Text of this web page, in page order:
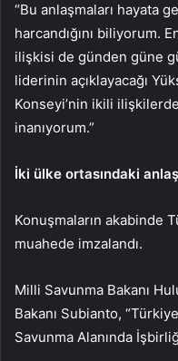
“Bu anlaşmaları hayata
harcandığını biliyorum.
ilişkisi de günden güne
liderinin açıklayacağı
Konseyi’nin ikili
inanıyorum.”
İki ülke ortasındaki
Konuşmaların akabinde
muahede imzalandı.
Milli Savunma Bakanı
Bakanı Subianto,
Savunma Alanında